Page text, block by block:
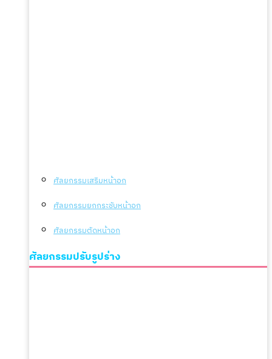
ศัลยกรรมเสริมหน้าอก
ศัลยกรรมยกกระชับหน้าอก
ศัลยกรรมตัดหน้าอก
ศัลยกรรมปรับรูปร่าง